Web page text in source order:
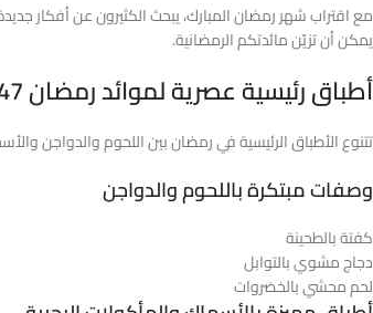
مع اقتراب شهر رمضان المبارك، يبحث الكثيرون عن أفكار
يمكن أن تزيّن مائدتكم الرمضانية.
أطباق رئيسية عصرية لموائد رمضان 1447
تتنوع الأطباق الرئيسية في رمضان بين اللحوم والدواجن
وصفات مبتكرة باللحوم والدواجن
كفتة بالطحينة
دجاج مشوي بالتوابل
لحم محشي بالخضروات